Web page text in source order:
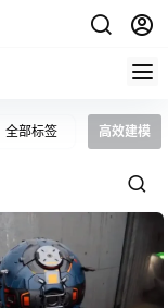
全部标签 高效建模